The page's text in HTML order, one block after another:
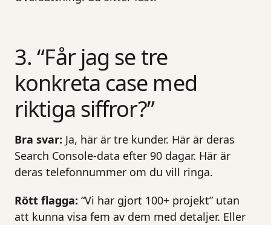
3. “Får jag se tre
konkreta case med
riktiga siffror?”
Bra svar: Ja, här är tre kunder. Här är deras
Search Console-data efter 90 dagar. Här är
deras telefonnummer om du vill ringa.
Rött flagga: “Vi har gjort 100+ projekt” utan
att kunna visa fem av dem med detaljer. Eller